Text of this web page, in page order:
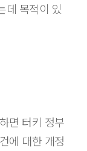
데 목적이 있
면 터키 정부
에 대한 개정